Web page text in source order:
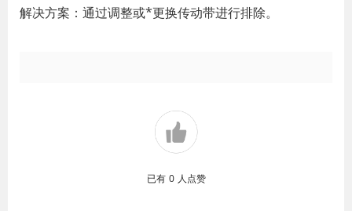
解决方案：通过调整或*更换传动带进行排除。
已有 0 人点赞